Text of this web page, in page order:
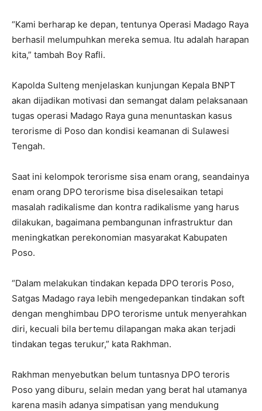
“Kami berharap ke depan, tentunya Operasi Madago Raya
berhasil melumpuhkan mereka semua. Itu adalah harapan
kita,” tambah Boy Rafli.
Kapolda Sulteng menjelaskan kunjungan Kepala BNPT
akan dijadikan motivasi dan semangat dalam pelaksanaan
tugas operasi Madago Raya guna menuntaskan kasus
terorisme di Poso dan kondisi keamanan di Sulawesi
Tengah.
Saat ini kelompok terorisme sisa enam orang, seandainya
enam orang DPO terorisme bisa diselesaikan tetapi
masalah radikalisme dan kontra radikalisme yang harus
dilakukan, bagaimana pembangunan infrastruktur dan
meningkatkan perekonomian masyarakat Kabupaten
Poso.
“Dalam melakukan tindakan kepada DPO teroris Poso,
Satgas Madago raya lebih mengedepankan tindakan soft
dengan menghimbau DPO terorisme untuk menyerahkan
diri, kecuali bila bertemu dilapangan maka akan terjadi
tindakan tegas terukur,” kata Rakhman.
Rakhman menyebutkan belum tuntasnya DPO teroris
Poso yang diburu, selain medan yang berat hal utamanya
karena masih adanya simpatisan yang mendukung